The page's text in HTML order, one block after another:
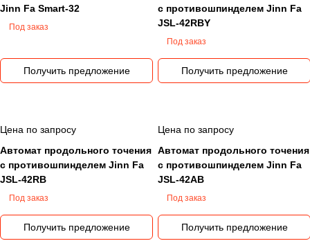
Jinn Fa Smart-32
Под заказ
Получить предложение
с противошпинделем Jinn Fa
JSL-42RBY
Под заказ
Получить предложение
Цена по запросу
Автомат продольного точения
с противошпинделем Jinn Fa
JSL-42RB
Под заказ
Получить предложение
Цена по запросу
Автомат продольного точения
с противошпинделем Jinn Fa
JSL-42AB
Под заказ
Получить предложение